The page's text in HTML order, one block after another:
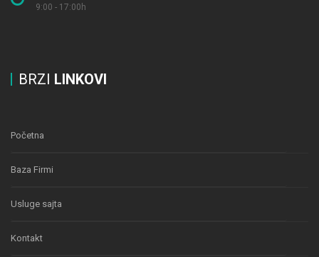
9:00 - 17:00h
BRZI LINKOVI
Početna
Baza Firmi
Usluge sajta
Kontakt